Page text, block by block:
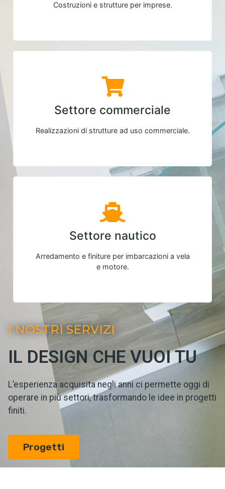
Costruzioni e strutture per imprese.
Settore commerciale
Realizzazioni di strutture ad uso commerciale.
Settore nautico
Arredamento e finiture per imbarcazioni a vela
e motore.
I NOSTRI SERVIZI
IL DESIGN CHE VUOI TU
L’esperienza acquisita negli anni ci permette oggi di
operare in più settori, trasformando le idee in progetti
finiti.
Progetti